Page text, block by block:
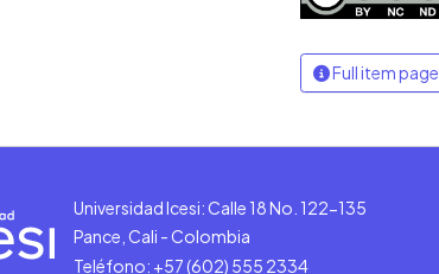
Full item page
Universidad Icesi: Calle 18 No. 122-135
Pance, Cali - Colombia
Teléfono: +57 (602) 555 2334